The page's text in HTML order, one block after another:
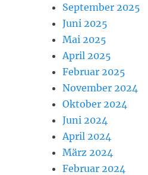
September 2025
Juni 2025
Mai 2025
April 2025
Februar 2025
November 2024
Oktober 2024
Juni 2024
April 2024
März 2024
Februar 2024